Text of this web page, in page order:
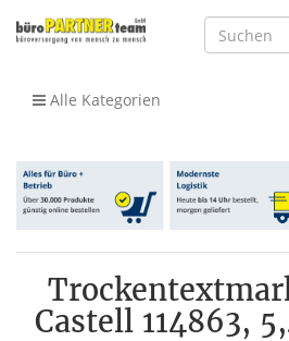
Alle Kategorien
Castell 114863,